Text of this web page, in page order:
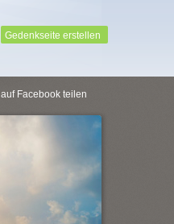
Gedenkseite erstellen
Facebook teilen